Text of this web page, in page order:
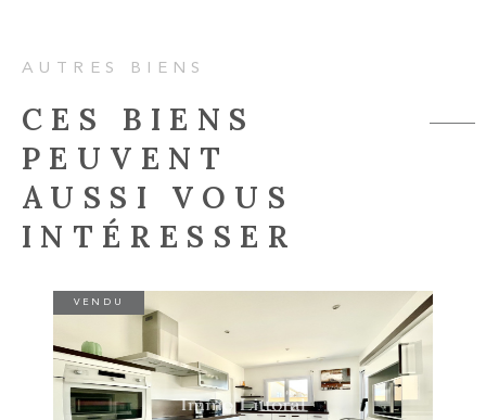
AUTRES BIENS
CES BIENS
PEUVENT
AUSSI VOUS
INTÉRESSER
VENDU
VOIR LE BIEN